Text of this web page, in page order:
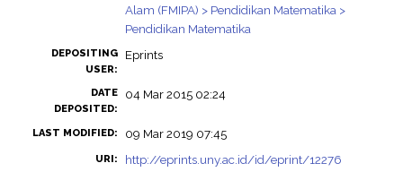
Alam (FMIPA) > Pendidikan Matematika >
Pendidikan Matematika
DEPOSITING
USER:
Eprints
DATE
DEPOSITED:
04 Mar 2015 02:24
LAST MODIFIED: 09 Mar 2019 07:45
URI: http://eprints.uny.ac.id/id/eprint/12276